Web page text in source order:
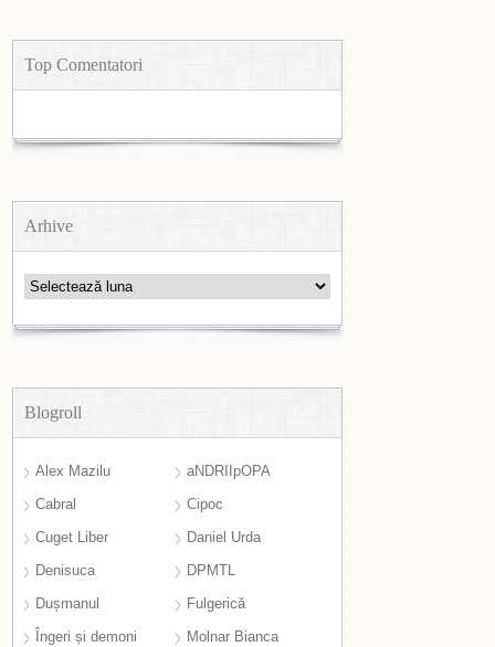
Top Comentatori
Arhive
Arhive
Blogroll
Alex Mazilu
aNDRIIpOPA
Cabral
Cipoc
Cuget Liber
Daniel Urda
Denisuca
DPMTL
Dușmanul
Fulgerică
Îngeri și demoni
Molnar Bianca